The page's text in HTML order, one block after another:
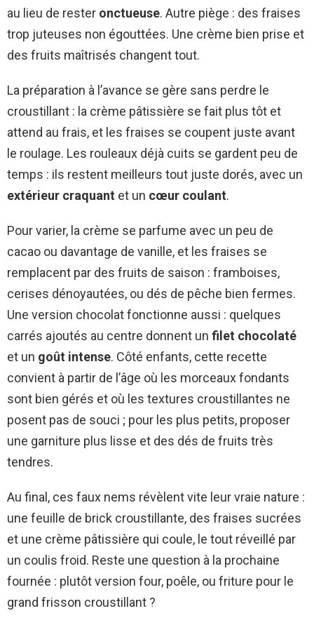
au lieu de rester onctueuse. Autre piège : des fraises
trop juteuses non égouttées. Une crème bien prise et
des fruits maîtrisés changent tout.
La préparation à l’avance se gère sans perdre le
croustillant : la crème pâtissière se fait plus tôt et
attend au frais, et les fraises se coupent juste avant
le roulage. Les rouleaux déjà cuits se gardent peu de
temps : ils restent meilleurs tout juste dorés, avec un
extérieur craquant et un cœur coulant.
Pour varier, la crème se parfume avec un peu de
cacao ou davantage de vanille, et les fraises se
remplacent par des fruits de saison : framboises,
cerises dénoyautées, ou dés de pêche bien fermes.
Une version chocolat fonctionne aussi : quelques
carrés ajoutés au centre donnent un filet chocolaté
et un goût intense. Côté enfants, cette recette
convient à partir de l’âge où les morceaux fondants
sont bien gérés et où les textures croustillantes ne
posent pas de souci ; pour les plus petits, proposer
une garniture plus lisse et des dés de fruits très
tendres.
Au final, ces faux nems révèlent vite leur vraie nature :
une feuille de brick croustillante, des fraises sucrées
et une crème pâtissière qui coule, le tout réveillé par
un coulis froid. Reste une question à la prochaine
fournée : plutôt version four, poêle, ou friture pour le
grand frisson croustillant ?